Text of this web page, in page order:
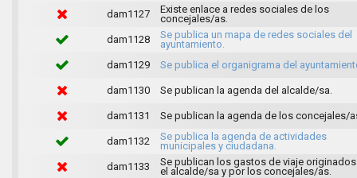
dam1127
Existe enlace a redes sociales de los
concejales/as.
dam1128
Se publica un mapa de redes sociales del
ayuntamiento.
dam1129
Se publica el organigrama del
dam1130 Se publican la agenda del alcalde/sa.
dam1131 Se publican la agenda de los concejales/
dam1132
Se publica la agenda de actividades
municipales y ciudadana.
dam1133
Se publican los gastos de viaje
el alcalde/sa y por los concejales/as.